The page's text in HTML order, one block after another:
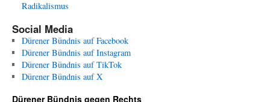
Radikalismus
Social Media
Dürener Bündnis auf Facebook
Dürener Bündnis auf Instagram
Dürener Bündnis auf TikTok
Dürener Bündnis auf X
Dürener Bündnis gegen Rechts